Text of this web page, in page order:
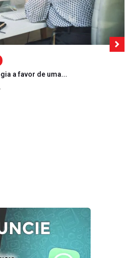
a favor de uma...